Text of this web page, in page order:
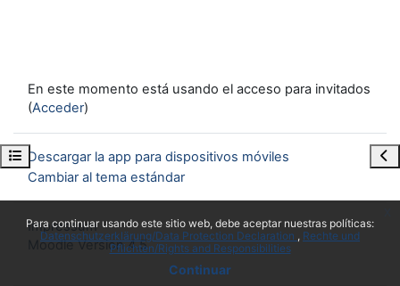
Para continuar usando este sitio web, debe aceptar nuestras políticas:
Datenschutzerklärung/Data Protection Declaration
Rechte und
Pflichten/Rights and Responsibilities
Continuar
Abrir índice del curso
En este momento está usando el acceso para invitados
(Acceder)
Descargar la app para dispositivos móviles
Cambiar al tema estándar
Impressum
Moodle Version 4.5